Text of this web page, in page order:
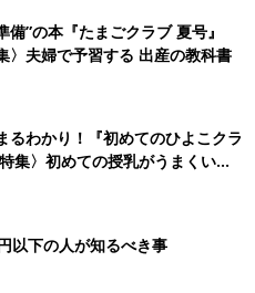
備”の本『たまごクラブ 夏号』
〉夫婦で予習する 出産の教科書
るわかり！『初めてのひよこクラ
集〉初めての授乳がうまくい
クの基本と夏のトラブル 解決テ
以下の人が知るべき事